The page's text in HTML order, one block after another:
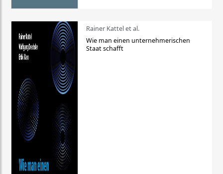
Rainer Kattel et al.
Wie man einen unternehmerischen
Staat schafft